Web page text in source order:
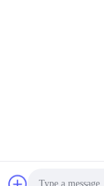
Доставщик. 2018-